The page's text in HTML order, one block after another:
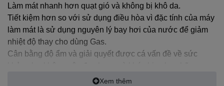
Làm mát nhanh hơn quạt gió và không bị khô da.
Tiết kiệm hơn so với sử dụng điều hòa vì đặc tính của máy
làm mát là sử dụng nguyên lý bay hơi của nước để giảm
nhiệt độ thay cho dùng Gas.
Cân bằng độ ẩm và giải quyết được cá vấn đề về sức
người có tiền sử bệnh hô hấp, viêm xoang..
Xem thêm